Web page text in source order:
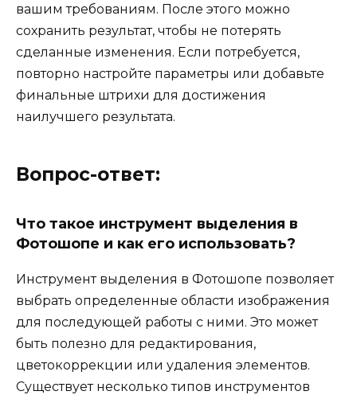
вашим требованиям. После этого можно
сохранить результат, чтобы не потерять
сделанные изменения. Если потребуется,
повторно настройте параметры или добавьте
финальные штрихи для достижения
наилучшего результата.
Вопрос-ответ:
Что такое инструмент выделения в
Фотошопе и как его использовать?
Инструмент выделения в Фотошопе позволяет
выбрать определенные области изображения
для последующей работы с ними. Это может
быть полезно для редактирования,
цветокоррекции или удаления элементов.
Существует несколько типов инструментов